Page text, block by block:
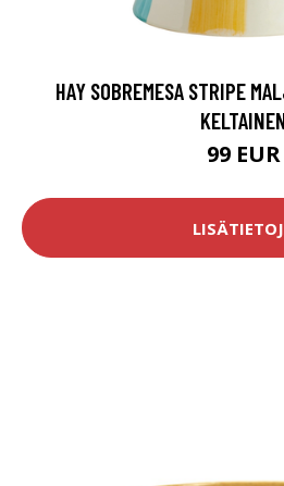
HAY SOBREMESA STRIPE
99 EUR